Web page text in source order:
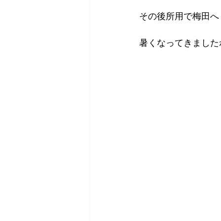
その後所用で梅田へ
暑くなってきまし